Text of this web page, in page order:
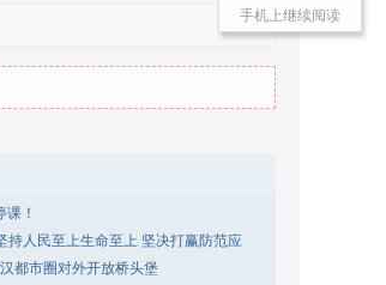
！
持人民至上生命至上 坚决打赢防范应
都市圈对外开放桥头堡
手机上继续阅读